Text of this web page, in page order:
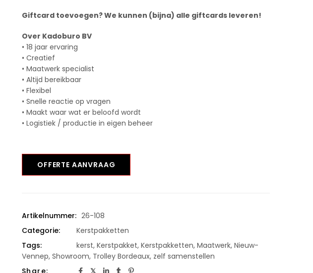
Giftcard toevoegen? We kunnen (bijna) alle giftcards leveren!
Over Kadoburo BV
• 18 jaar ervaring
• Creatief
• Maatwerk specialist
• Altijd bereikbaar
• Flexibel
• Snelle reactie op vragen
• Maakt waar wat er beloofd wordt
• Logistiek / productie in eigen beheer
OFFERTE AANVRAAG
Artikelnummer: 26-108
Categorie:
Kerstpakketten
Tags:
kerst, Kerstpakket, Kerstpakketten, Maatwerk, Nieuw-
Vennep, Showroom, Trolley Bordeaux, zelf samenstellen
Share: